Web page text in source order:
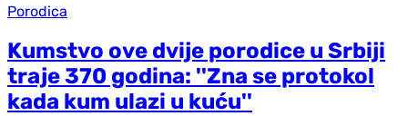
Porodica
Kumstvo ove dvije porodice u Srbiji
traje 370 godina: ''Zna se protokol
kada kum ulazi u kuću''